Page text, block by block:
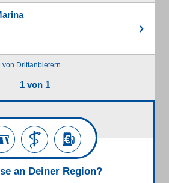
von Drittanbietern
1 von 1
an Deiner Region?